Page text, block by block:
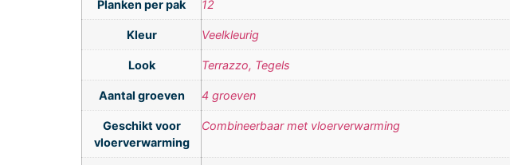
Planken per pak 12
Kleur Veelkleurig
Look Terrazzo, Tegels
Aantal groeven 4 groeven
Geschikt voor
vloerverwarming
Combineerbaar met vloerverwarming